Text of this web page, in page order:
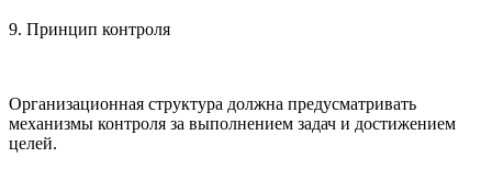
9. Принцип контроля
Организационная структура должна предусматривать
механизмы контроля за выполнением задач и достижением
целей.